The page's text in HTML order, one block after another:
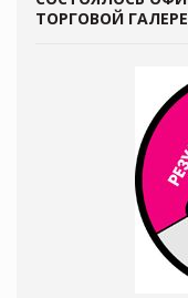
ТОРГОВОЙ